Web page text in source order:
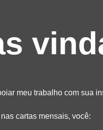
meu trabalho com sua
cartas mensais, você: